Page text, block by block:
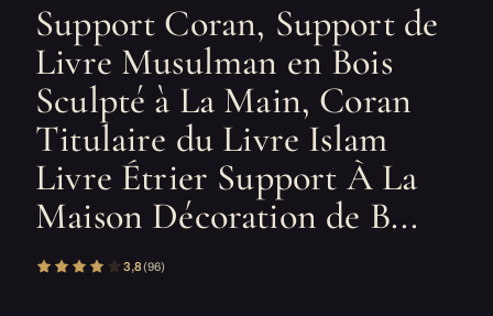
Support Coran, Support de
Livre Musulman en Bois
Sculpté à La Main, Coran
Titulaire du Livre Islam
Livre Étrier Support À La
Maison Décoration de B...
3,8(96)